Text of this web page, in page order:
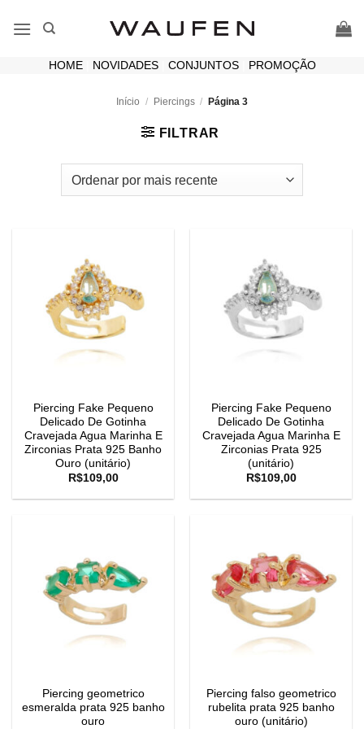
HOME| NOVIDADES| CONJUNTOS| PROMOÇÃO
Início / Piercings / Página 3
FILTRAR
Piercing Fake Pequeno
Delicado De Gotinha
Cravejada Agua Marinha E
Zirconias Prata 925 Banho
Ouro (unitário)
R$109,00
Piercing Fake Pequeno
Delicado De Gotinha
Cravejada Agua Marinha E
Zirconias Prata 925
(unitário)
R$109,00
Piercing geometrico
esmeralda prata 925 banho
ouro
Piercing falso geometrico
rubelita prata 925 banho
ouro (unitário)